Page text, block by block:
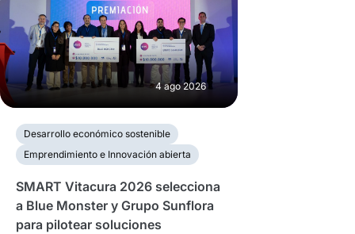
4 ago 2026
Desarrollo económico sostenible
Emprendimiento e Innovación abierta
SMART Vitacura 2026 selecciona
a Blue Monster y Grupo Sunflora
para pilotear soluciones